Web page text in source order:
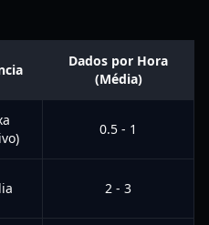
Dados por Hora
(Média)
0.5 - 1
2 - 3